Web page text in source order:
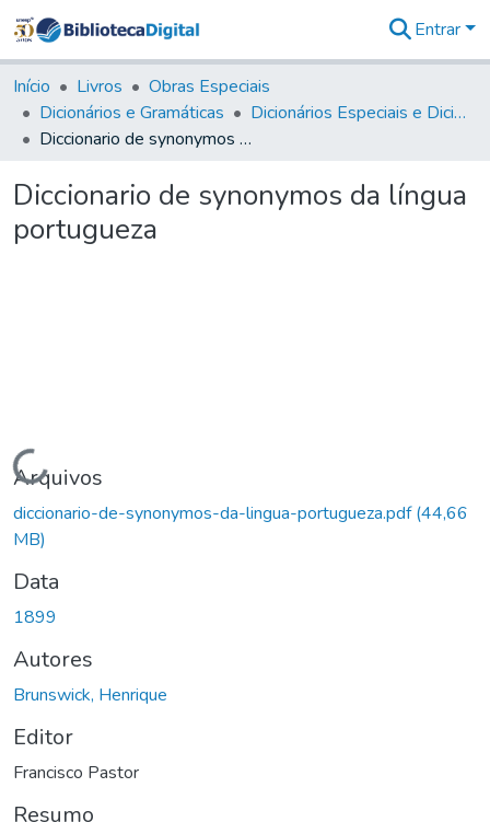
&
Coleções
Tudo na
Biblioteca
Estatísticas
Entrar
Início Livros
Obras Especiais
Dicionários e Gramáticas
Dicionários Especiais e Dicionários Especializados
Diccionario de synonymos da língua portugueza
Diccionario de synonymos da língua
portugueza
Carregando...
Arquivos
diccionario-de-synonymos-da-lingua-portugueza.pdf(44,66
MB)
Data
1899
Autores
Brunswick, Henrique
Editor
Francisco Pastor
Resumo